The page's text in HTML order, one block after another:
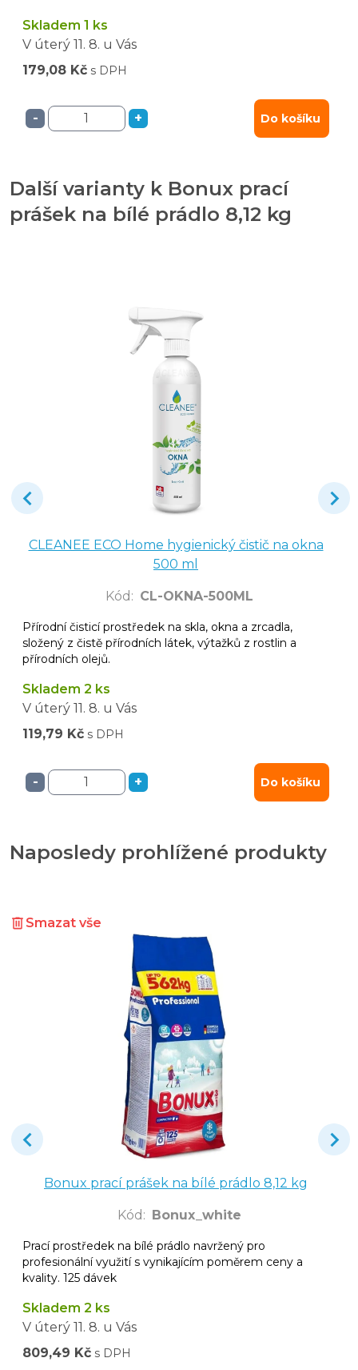
Skladem 1 ks
V úterý 11. 8. u Vás
179,08 Kč s DPH
- + Do košíku
Další varianty k Bonux prací
prášek na bílé prádlo 8,12 kg
CLEANEE ECO Home hygienický čistič na okna
500 ml
Kód : CL-OKNA-500ML
Přírodní čisticí prostředek na skla, okna a zrcadla,
složený z čistě přírodních látek, výtažků z rostlin a
přírodních olejů.
Skladem 2 ks
V úterý 11. 8. u Vás
119,79 Kč s DPH
- + Do košíku
Naposledy prohlížené produkty
Smazat vše
Bonux prací prášek na bílé prádlo 8,12 kg
Kód : Bonux_white
Prací prostředek na bílé prádlo navržený pro
profesionální využití s vynikajícím poměrem ceny a
kvality. 125 dávek
Skladem 2 ks
V úterý 11. 8. u Vás
809,49 Kč s DPH